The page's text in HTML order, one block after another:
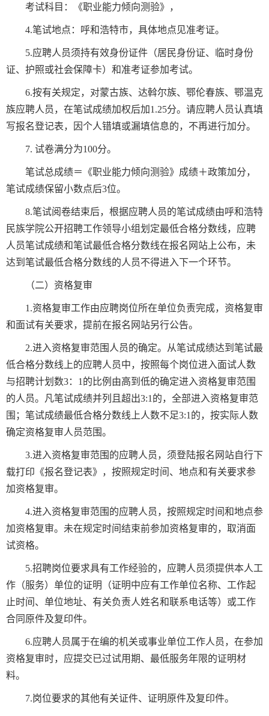
考试科目：《职业能力倾向测验》，
4.笔试地点：呼和浩特市，具体地点见准考证。
5.应聘人员须持有效身份证件（居民身份证、临时身份
证、护照或社会保障卡）和准考证参加考试。
6.按有关规定，对蒙古族、达斡尔族、鄂伦春族、鄂温克
族应聘人员，在笔试成绩加权后加1.25分。请应聘人员认真填
写报名登记表，因个人错填或漏填信息的，不再进行加分。
7. 试卷满分为100分。
笔试总成绩＝《职业能力倾向测验》成绩＋政策加分，
笔试成绩保留小数点后3位。
8.笔试阅卷结束后，根据应聘人员的笔试成绩由呼和浩特
民族学院公开招聘工作领导小组划定最低合格分数线，应聘
人员笔试成绩和笔试最低合格分数线在报名网站上公布，未
达到笔试最低合格分数线的人员不得进入下一个环节。
（二）资格复审
1.资格复审工作由应聘岗位所在单位负责完成，资格复审
和面试有关要求，提前在报名网站另行公告。
2.进入资格复审范围人员的确定。从笔试成绩达到笔试最
低合格分数线上的应聘人员中，按照每个岗位进入面试人数
与招聘计划数3：1的比例由高到低的确定进入资格复审范围
的人员。凡笔试成绩并列且超出3:1的，全部进入资格复审范
围；笔试成绩最低合格分数线上人数不足3:1的，按实际人数
确定资格复审人员范围。
3.进入资格复审范围的应聘人员，须登陆报名网站自行下
载打印《报名登记表》，按照规定时间、地点和有关要求参
加资格复审。
4.进入资格复审范围的应聘人员，按照规定时间和地点参
加资格复审。未在规定时间结束前参加资格复审的，取消面
试资格。
5.招聘岗位要求具有工作经验的，应聘人员须提供本人工
作（服务）单位的证明（证明中应有工作单位名称、工作起
止时间、单位地址、有关负责人姓名和联系电话等）或工作
合同原件及复印件。
6.应聘人员属于在编的机关或事业单位工作人员，在参加
资格复审时，应提交已过试用期、最低服务年限的证明材
料。
7.岗位要求的其他有关证件、证明原件及复印件。